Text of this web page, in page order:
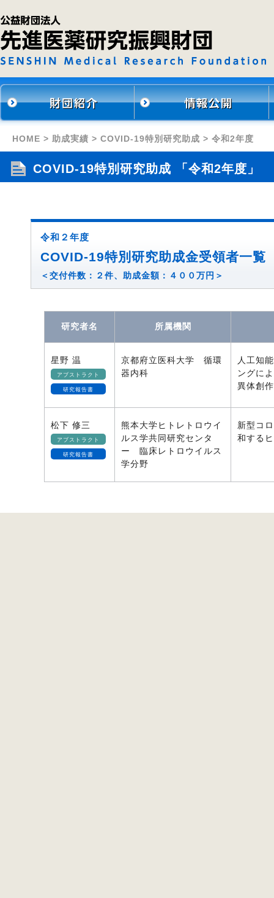
HOME > 助成実績 > COVID-19特別研究助成 > 令和2年度
COVID-19特別研究助成 「令和2年度」
令和２年度
COVID-19特別研究助成金受領者一覧
＜交付件数：２件、助成金額：４００万円＞
研究者名 所属機関
星野 温
アブストラクト
研究報告書
京都府立医科大学 循環
器内科
人工知
ングに
異体創作
松下 修三
アブストラクト
研究報告書
熊本大学ヒトレトロウイ
ルス学共同研究センタ
ー 臨床レトロウイルス
学分野
新型コ
和する